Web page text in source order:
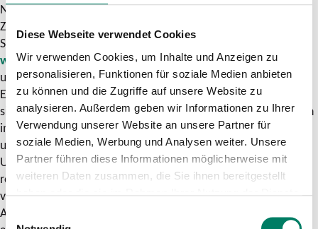
Diese Webseite verwendet Cookies
Wir verwenden Cookies, um Inhalte und Anzeigen zu
personalisieren, Funktionen für soziale Medien anbieten
zu können und die Zugriffe auf unsere Website zu
analysieren. Außerdem geben wir Informationen zu Ihrer
Verwendung unserer Website an unsere Partner für
soziale Medien, Werbung und Analysen weiter. Unsere
Partner führen diese Informationen möglicherweise mit
weiteren Daten zusammen, die Sie ihnen bereitgestellt
Einwilligungsauswahl
Neu ist deshalb auch der Webauftritt zur Fortbildung.
Zukünftig werden die drei Bereiche KiTa, Grundschule und
Sekundarstufe I gebündelt auf der Webseite
www.radfahreninschuleundkita.depräsentiert. Die Inhalte
und Materialien stehen den Lehrkräften, Erzieherinnen und
Erziehern kostenfrei als Download zur Verfügung. Zu finden
sind hier außerdem Fakten und Argumente für das Radfahren
im schulischen und außerschulischen Bereich, ein
umfangreiches Angebot an multimedial aufbereiteten
Unterrichtsmaterialien sowie zahlreiche Informationen zum
rechtlichen Rahmen, zu Sicherheitsaspekten und zur Planung
von Ausflügen und Klassenfahrten. Das Portal bietet eine
Auswahl an Spiel- und Übungsformen sowie methodisch